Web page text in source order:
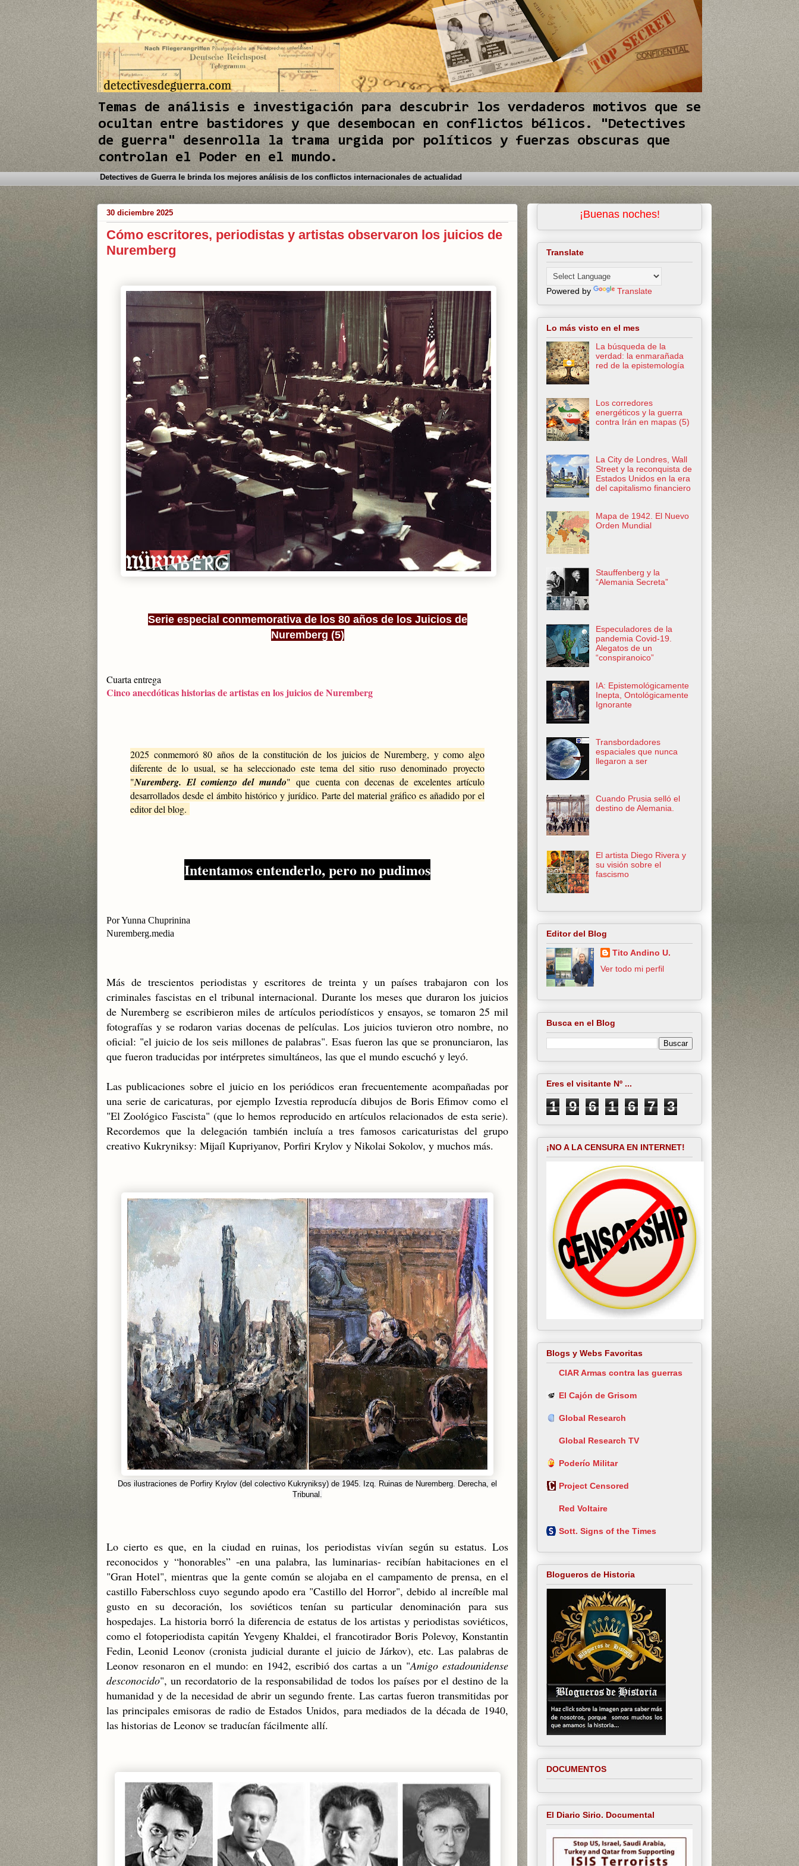
Temas de análisis e investigación para descubrir los verdaderos motivos que se
ocultan entre bastidores y que desembocan en conflictos bélicos. "Detectives
de guerra" desenrolla la trama urgida por políticos y fuerzas obscuras que
controlan el Poder en el mundo.
Bienvenido a este Blog. Detectives de Guerra le brinda los mejores análisis de los conflictos internacionales de actualidad
30 diciembre 2025
Cómo escritores, periodistas y artistas observaron los juicios de
Nuremberg
Serie especial conmemorativa de los 80 años de los Juicios de
Nuremberg (5)
Cuarta entrega
Cinco anecdóticas historias de artistas en los juicios de Nuremberg
2025 conmemoró 80 años de la constitución de los juicios de Nuremberg, y como algo
diferente de lo usual, se ha seleccionado este tema del sitio ruso denominado proyecto
"Nuremberg. El comienzo del mundo" que cuenta con decenas de excelentes artículo
desarrollados desde el ámbito histórico y jurídico. Parte del material gráfico es añadido por el
editor del blog.
Intentamos entenderlo, pero no pudimos
Por Yunna Chuprinina
Nuremberg.media
Más de trescientos periodistas y escritores de treinta y un países trabajaron con los
criminales fascistas en el tribunal internacional. Durante los meses que duraron los juicios
de Nuremberg se escribieron miles de artículos periodísticos y ensayos, se tomaron 25 mil
fotografías y se rodaron varias docenas de películas. Los juicios tuvieron otro nombre, no
oficial: "el juicio de los seis millones de palabras". Esas fueron las que se pronunciaron, las
que fueron traducidas por intérpretes simultáneos, las que el mundo escuchó y leyó.
Las publicaciones sobre el juicio en los periódicos eran frecuentemente acompañadas por
una serie de caricaturas, por ejemplo Izvestia reproducía dibujos de Boris Efimov como el
"El Zoológico Fascista" (que lo hemos reproducido en artículos relacionados de esta serie).
Recordemos que la delegación también incluía a tres famosos caricaturistas del grupo
creativo Kukryniksy: Mijaíl Kupriyanov, Porfiri Krylov y Nikolai Sokolov, y muchos más.
Dos ilustraciones de Porfiry Krylov (del colectivo Kukryniksy) de 1945. Izq. Ruinas de Nuremberg. Derecha, el
Tribunal.
Lo cierto es que, en la ciudad en ruinas, los periodistas vivían según su estatus. Los
reconocidos y “honorables” -en una palabra, las luminarias- recibían habitaciones en el
"Gran Hotel", mientras que la gente común se alojaba en el campamento de prensa, en el
castillo Faberschloss cuyo segundo apodo era "Castillo del Horror", debido al increíble mal
gusto en su decoración, los soviéticos tenían su particular denominación para sus
hospedajes. La historia borró la diferencia de estatus de los artistas y periodistas soviéticos,
como el fotoperiodista capitán Yevgeny Khaldei, el francotirador Boris Polevoy, Konstantin
Fedin, Leonid Leonov (cronista judicial durante el juicio de Járkov), etc. Las palabras de
Leonov resonaron en el mundo: en 1942, escribió dos cartas a un "Amigo estadounidense
desconocido", un recordatorio de la responsabilidad de todos los países por el destino de la
humanidad y de la necesidad de abrir un segundo frente. Las cartas fueron transmitidas por
las principales emisoras de radio de Estados Unidos, para mediados de la década de 1940,
las historias de Leonov se traducían fácilmente allí.
II
¡Buenas noches!
Translate
Powered by Translate
Lo más visto en el mes
La búsqueda de la
verdad: la enmarañada
red de la epistemología
Los corredores
energéticos y la guerra
contra Irán en mapas (5)
La City de Londres, Wall
Street y la reconquista de
Estados Unidos en la era
del capitalismo financiero
Mapa de 1942. El Nuevo
Orden Mundial
Stauffenberg y la
“Alemania Secreta”
Especuladores de la
pandemia Covid-19.
Alegatos de un
“conspiranoico”
IA: Epistemológicamente
Inepta, Ontológicamente
Ignorante
Transbordadores
espaciales que nunca
llegaron a ser
Cuando Prusia selló el
destino de Alemania.
El artista Diego Rivera y
su visión sobre el
fascismo
Editor del Blog
Tito Andino U.
Ver todo mi perfil
Busca en el Blog
Eres el visitante Nº ...
1 9 6 1 6 7 3
¡NO A LA CENSURA EN INTERNET!
Blogs y Webs Favoritas
CIAR Armas contra las guerras
El Cajón de Grisom
Global Research
Global Research TV
Poderío Militar
Project Censored
Red Voltaire
Sott. Signs of the Times
Blogueros de Historia
DOCUMENTOS
El Diario Sirio. Documental